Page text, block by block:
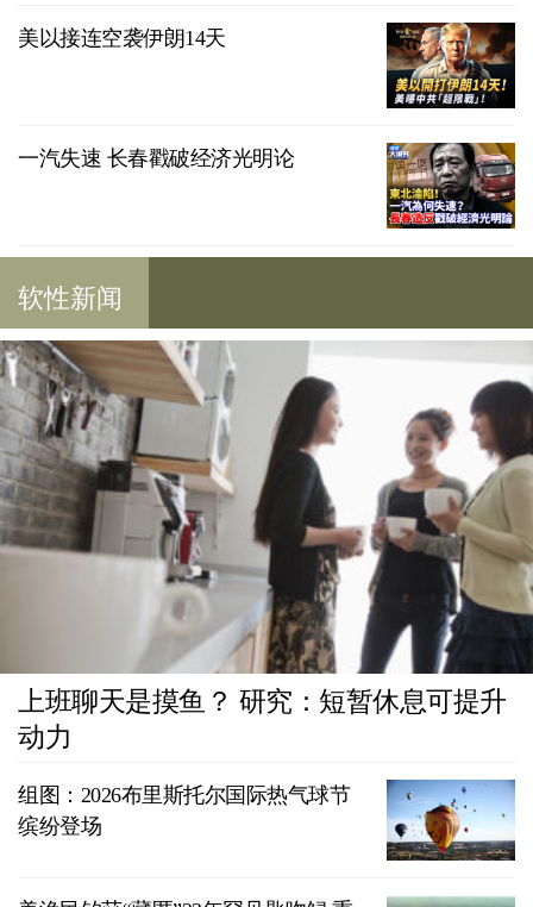
美以接连空袭伊朗14天
一汽失速 长春戳破经济光明论
软性新闻
上班聊天是摸鱼？ 研究：短暂休息可提升
动力
组图：2026布里斯托尔国际热气球节
缤纷登场